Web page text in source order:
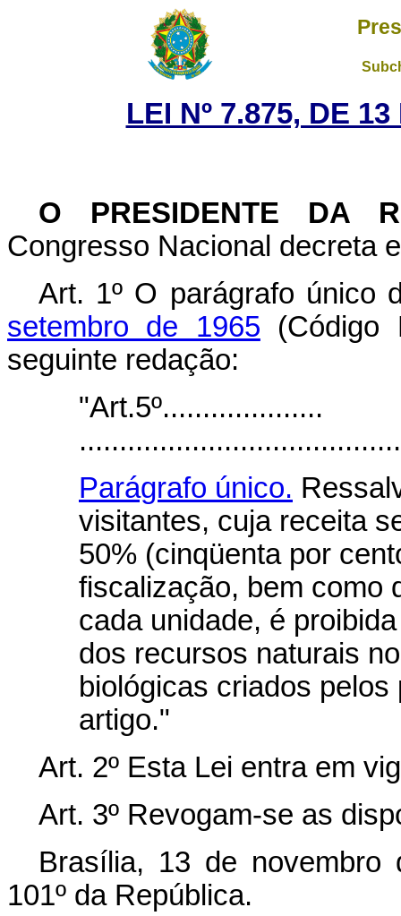
LEI Nº 7.875, DE
O PRESIDENTE DA
Congresso Nacional decreta
Art. 1º O parágrafo único
setembro de 1965 (Código
seguinte redação:
"Art.5º....................
Parágrafo único.
visitantes, cuja receita
50% (cinqüenta por
fiscalização, bem como
cada unidade, é
dos recursos naturais
biológicas criados
artigo."
Art. 2º Esta Lei entra em
Art. 3º Revogam-se as
Brasília, 13 de novembro
101º da República.